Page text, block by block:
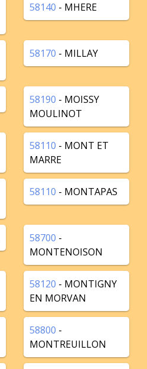
58140 - MHERE
58170 - MILLAY
58190 - MOISSY
MOULINOT
58110 - MONT ET
MARRE
58110 - MONTAPAS
58700 -
MONTENOISON
58120 - MONTIGNY
EN MORVAN
58800 -
MONTREUILLON